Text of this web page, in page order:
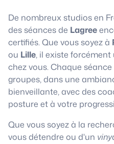
De nombreux studios en
des séances de Lagree
certifiés. Que vous soyez à
ou Lille, il existe forcément
chez vous. Chaque
groupes, dans une
bienveillante, avec des
posture et à votre
Que vous soyez à la
vous détendre ou d'un